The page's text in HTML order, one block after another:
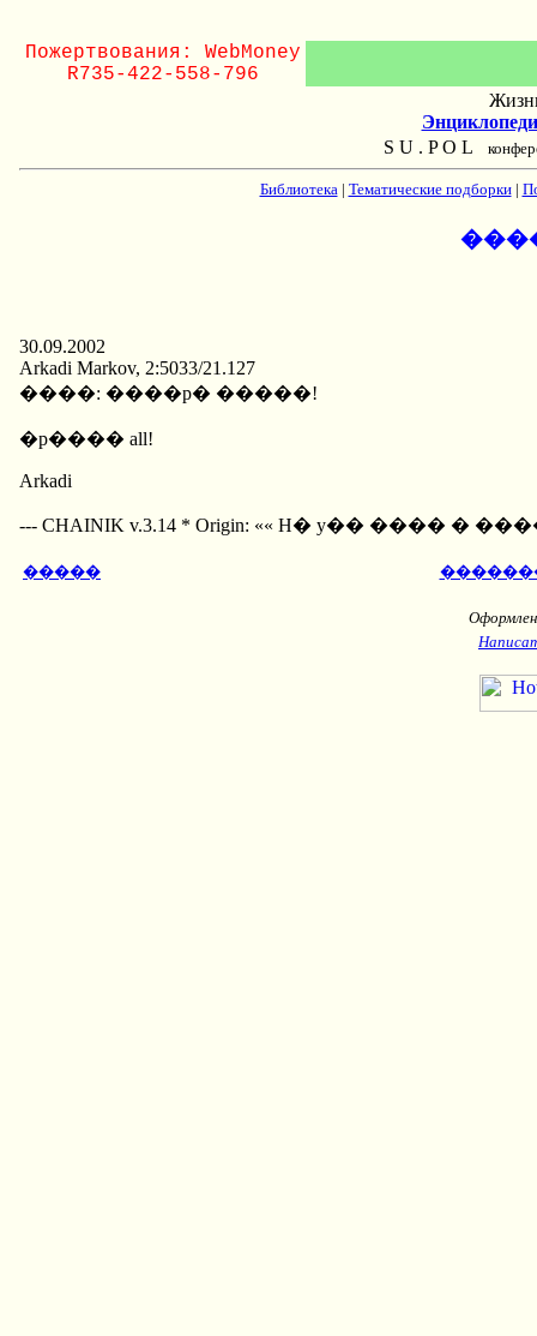
Пожертвования: WebMoney
R735-422-558-796
S U . P O L
Библиотека| Тематические подборки|
30.09.2002
Arkadi Markov, 2:5033/21.127
����: ����p� �����!
�p���� all!
Arkadi
--- CHAINIK v.3.14 * Origin: «« H� y�� ���� �
�����